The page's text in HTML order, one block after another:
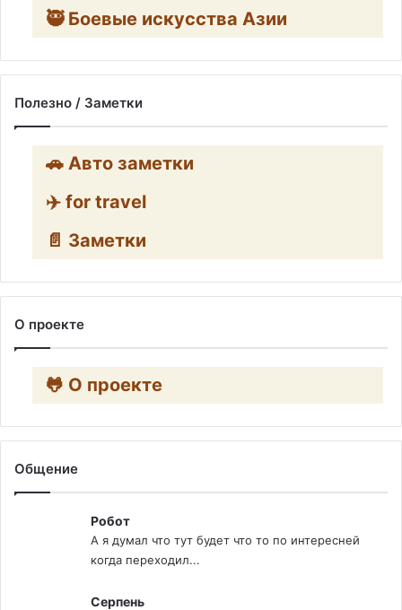
🥷 Боевые искусства Азии
Полезно / Заметки
🚗 Авто заметки
✈️ for travel
📄 Заметки
О проекте
🐸 О проекте
Общение
Робот
А я думал что тут будет что то по интересней
когда переходил...
Серпень